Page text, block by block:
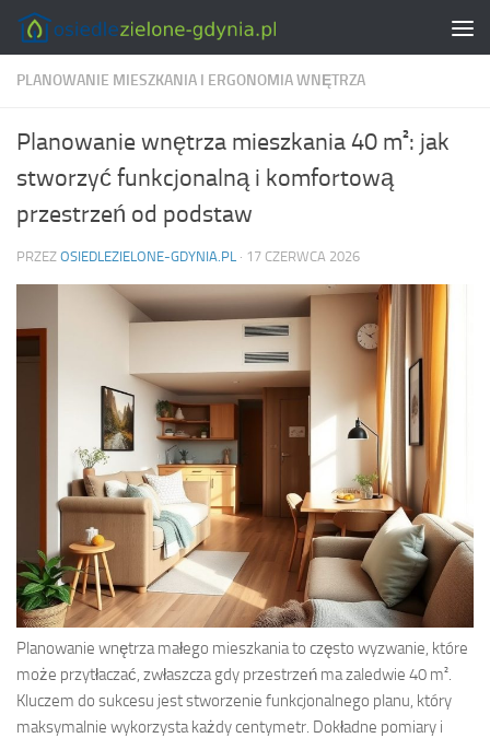
Skip to content
PLANOWANIE MIESZKANIA I ERGONOMIA WNĘTRZA
Planowanie wnętrza mieszkania 40 m²: jak
stworzyć funkcjonalną i komfortową
przestrzeń od podstaw
PRZEZ OSIEDLEZIELONE-GDYNIA.PL · 17 CZERWCA 2026
Planowanie wnętrza małego mieszkania to często wyzwanie, które
może przytłaczać, zwłaszcza gdy przestrzeń ma zaledwie 40 m².
Kluczem do sukcesu jest stworzenie funkcjonalnego planu, który
maksymalnie wykorzysta każdy centymetr. Dokładne pomiary i